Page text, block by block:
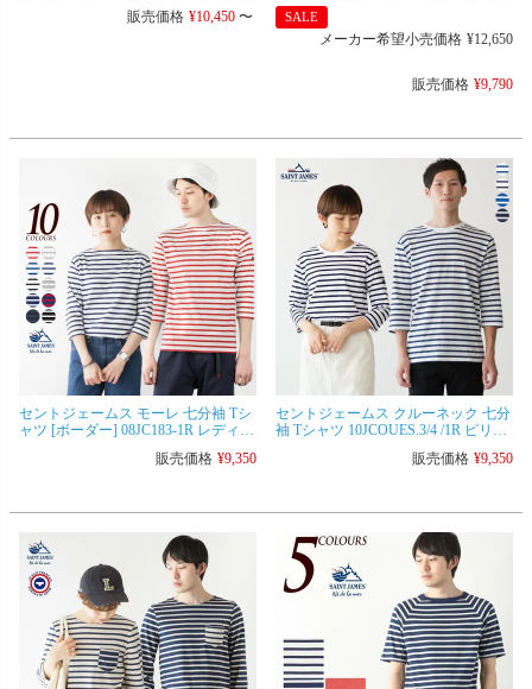
製 レディース メンズ [ネコポス可]
販売価格 ¥10,450 〜
Tシャツ [ボーダー] レディース メン
ズ[ネコポス可]
SALE
メーカー希望小売価格 ¥12,650
販売価格 ¥9,790
セントジェームス モーレ 七分袖 Tシ
ャツ [ボーダー] 08JC183-1R レディー
販売価格 ¥9,350
セントジェームス クルーネック 七分
袖 Tシャツ 10JCOUES.3/4 /1R ピリア
販売価格 ¥9,350